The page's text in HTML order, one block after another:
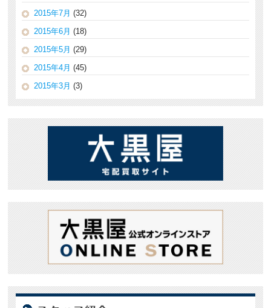
2015年7月 (32)
2015年6月 (18)
2015年5月 (29)
2015年4月 (45)
2015年3月 (3)